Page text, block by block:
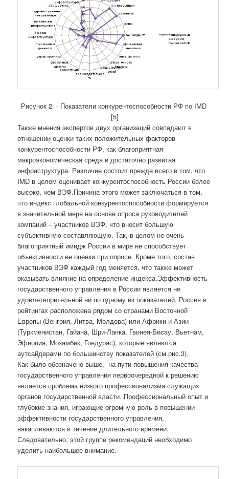
Рисунок 2 - Показатели конкурентоспособности РФ по IMD
[5]
Также мнения экспертов двух организаций совпадают в
отношении оценки таких положительных факторов
конкурентоспособности РФ, как благоприятная
макроэкономическая среда и достаточно развитая
инфраструктура. Различие состоит прежде всего в том, что
IMD в целом оценивает конкурентоспособность России более
высоко, чем ВЭФ.Причина этого может заключаться в том,
что индекс глобальной конкурентоспособности формируется
в значительной мере на основе опроса руководителей
компаний – участников ВЭФ, что вносит большую
субъективную составляющую. Так, в целом не очень
благоприятный имидж России в мире не способствует
объективности ее оценки при опросе. Кроме того, состав
участников ВЭФ каждый год меняется, что также может
оказывать влияние на определение индекса.Эффективность
государственного управления в России является не
удовлетворительной ни по одному из показателей. Россия в
рейтингах расположена рядом со странами Восточной
Европы (Венгрия, Литва, Молдова) или Африки и Азии
(Туркменистан, Гайана, Шри-Ланка, Гвинея-Бисау, Вьетнам,
Эфиопия, Мозамбик, Гондурас), которые являются
аутсайдерами по большинству показателей (см.рис.3).
Как было обозначено выше, на пути повышения качества
государственного управления первоочередной к решению
является проблема низкого профессионализма служащих
органов государственной власти. Профессиональный опыт и
глубокие знания, играющие огромную роль в повышении
эффективности государственного управления,
накапливаются в течение длительного времени.
Следовательно, этой группе рекомендаций необходимо
уделить наибольшее внимание.